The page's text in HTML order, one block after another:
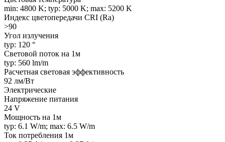
min: 4800 K; typ: 5000 K; max: 5200 K
Индекс цветопередачи CRI (Ra)
>90
Угол излучения
typ: 120 °
Световой поток на 1м
typ: 560 lm/m
Расчетная световая эффективность
92 лм/Вт
Электрические
Напряжение питания
24 V
Мощность на 1м
typ: 6.1 W/m; max: 6.5 W/m
Ток потребления 1м